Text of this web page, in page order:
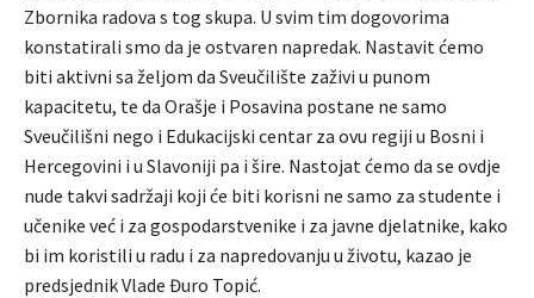
Zbornika radova s tog skupa. U svim tim dogovorima
konstatirali smo da je ostvaren napredak. Nastavit ćemo
biti aktivni sa željom da Sveučilište zaživi u punom
kapacitetu, te da Orašje i Posavina postane ne samo
Sveučilišni nego i Edukacijski centar za ovu regiji u Bosni i
Hercegovini i u Slavoniji pa i šire. Nastojat ćemo da se ovdje
nude takvi sadržaji koji će biti korisni ne samo za studente i
učenike već i za gospodarstvenike i za javne djelatnike, kako
bi im koristili u radu i za napredovanju u životu, kazao je
predsjednik Vlade Đuro Topić.